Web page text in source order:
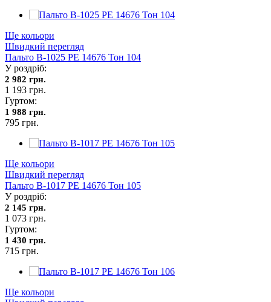
Ще кольори
Швидкий перегляд
Пальто В-1025 PE 14676 Тон 104
У роздріб:
2 982 грн.
1 193 грн.
Гуртом:
1 988 грн.
795 грн.
Ще кольори
Швидкий перегляд
Пальто В-1017 PE 14676 Тон 105
У роздріб:
2 145 грн.
1 073 грн.
Гуртом:
1 430 грн.
715 грн.
Ще кольори